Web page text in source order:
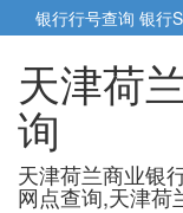
银行行号查询 银行
天津荷
询
天津荷兰商业银
网点查询,天津荷